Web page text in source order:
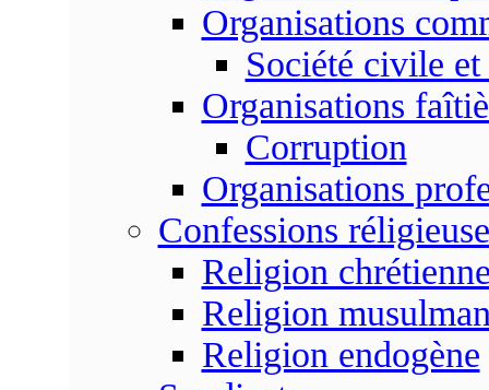
Organisations
Société civile
Organisations
Corruption
Organisations
Confessions
Religion
Religion
Religion endogène